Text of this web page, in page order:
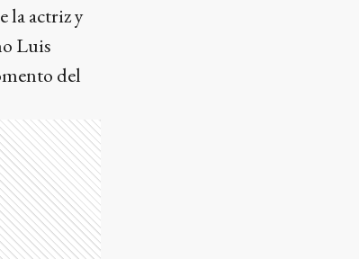
la actriz y
Luis
del